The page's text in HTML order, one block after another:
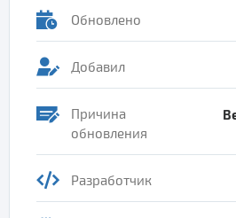
Обновлено
Добавил
Причина
обновления
Разработчик